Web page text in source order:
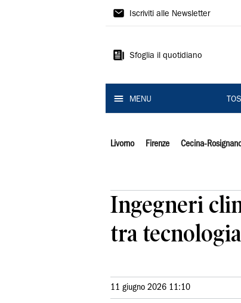
Il
Iscriviti alle Newsletter
Sfoglia il quotidiano
MENU
Livorno Firenze Cecina-
Ingegneri
tra
11 giugno 2026 11:10